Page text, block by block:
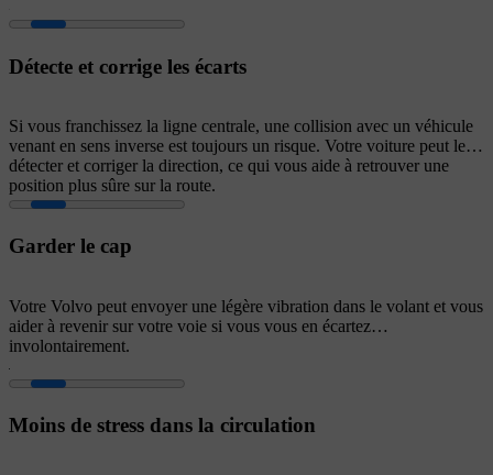
Détecte et corrige les écarts
Si vous franchissez la ligne centrale, une collision avec un véhicule
venant en sens inverse est toujours un risque. Votre voiture peut le
détecter et corriger la direction, ce qui vous aide à retrouver une
position plus sûre sur la route.
Garder le cap
Votre Volvo peut envoyer une légère vibration dans le volant et vous
aider à revenir sur votre voie si vous vous en écartez
involontairement.
Moins de stress dans la circulation